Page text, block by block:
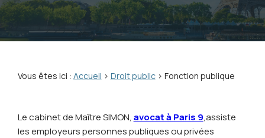
Vous êtes ici : Accueil > Droit public> Fonction publique
Le cabinet de Maître SIMON, avocat à Paris 9,assiste
les employeurs personnes publiques ou privées